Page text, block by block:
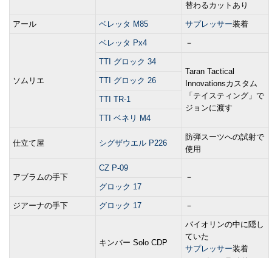
替わるカットあり
アール ベレッタ M85 サプレッサー装着
ソムリエ
ベレッタ Px4 －
TTI グロック 34
Taran Tactical
Innovationsカスタム
「テイスティング」で
ジョンに渡す
TTI グロック 26
TTI TR-1
TTI ベネリ M4
仕立て屋 シグザウエル P226
防弾スーツへの試射で
使用
アブラムの手下
CZ P-09
－
グロック 17
ジアーナの手下 グロック 17 －
キンバー Solo CDP
バイオリンの中に隠し
ていた
サプレッサー装着